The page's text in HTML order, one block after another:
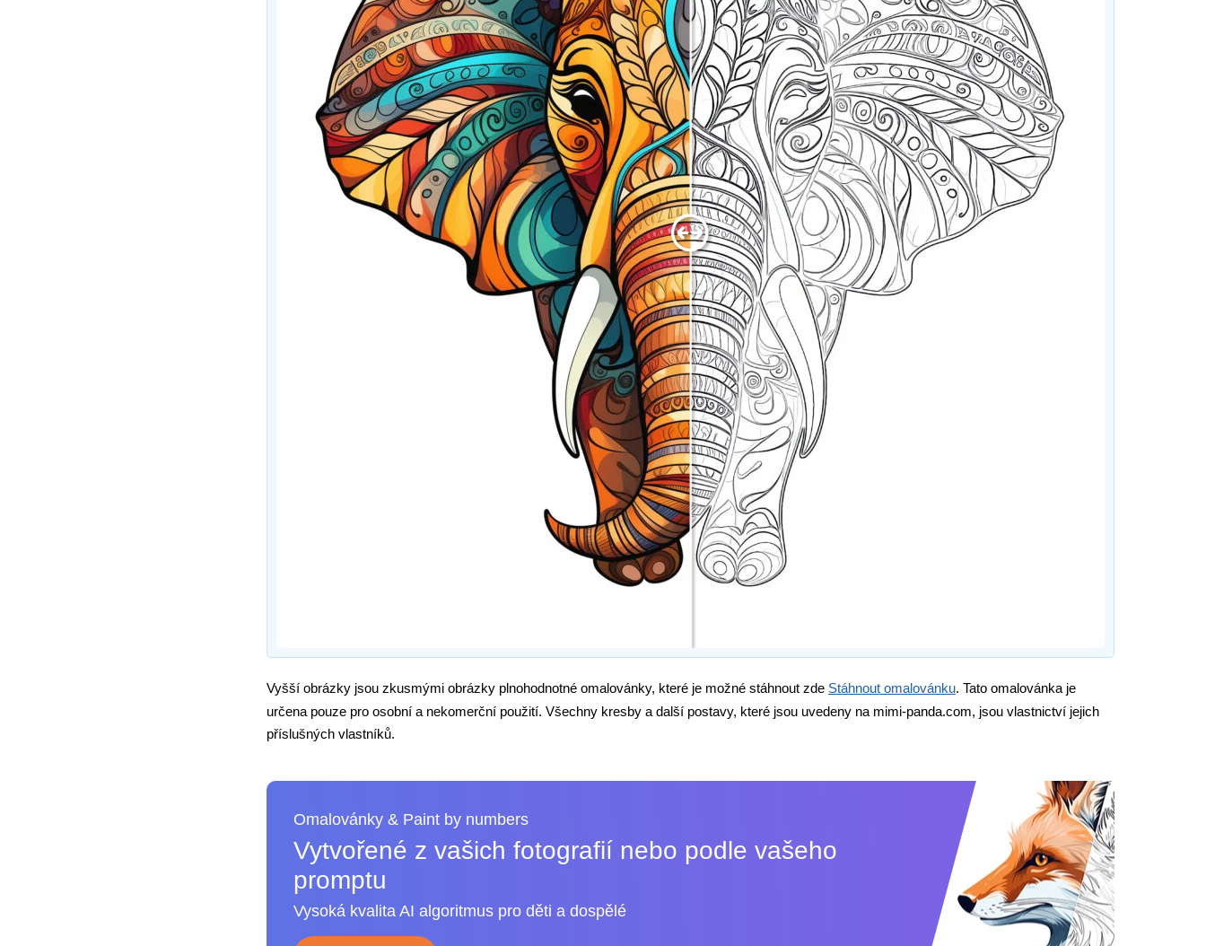
Vyšší obrázky jsou zkusmými obrázky plnohodnotné omalovánky, které je možné stáhnout zde Stáhnout omalovánku. Tato omalovánka je
určena pouze pro osobní a nekomerční použití. Všechny kresby a další postavy, které jsou uvedeny na mimi-panda.com, jsou vlastnictví jejich
příslušných vlastníků.
Omalovánky & Paint by numbers
Vytvořené z vašich fotografií nebo podle vašeho
promptu
Vysoká kvalita AI algoritmus pro děti a dospělé